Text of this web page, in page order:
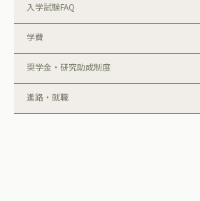
入学試験FAQ
学費
奨学金・研究助成制度
進路・就職